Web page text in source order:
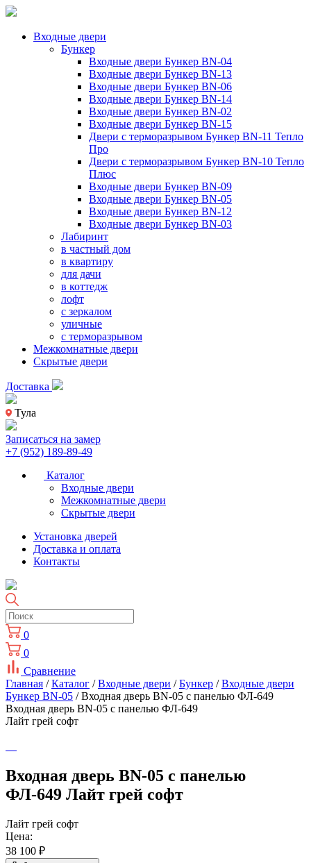
Входные двери
Бункер
Входные двери Бункер BN-04
Входные двери Бункер BN-13
Входные двери Бункер BN-06
Входные двери Бункер BN-14
Входные двери Бункер BN-02
Входные двери Бункер BN-15
Двери с терморазрывом Бункер BN-11 Тепло
Про
Двери с терморазрывом Бункер BN-10 Тепло
Плюс
Входные двери Бункер BN-09
Входные двери Бункер BN-05
Входные двери Бункер BN-12
Входные двери Бункер BN-03
Лабиринт
в частный дом
в квартиру
для дачи
в коттедж
лофт
с зеркалом
уличные
с терморазрывом
Межкомнатные двери
Скрытые двери
Доставка
Тула
Записаться на замер
+7 (952) 189-89-49
Каталог
Входные двери
Межкомнатные двери
Скрытые двери
Установка дверей
Доставка и оплата
Контакты
0
0
Сравнение
Главная /Каталог /Входные двери /Бункер /Входные двери
Бункер BN-05 / Входная дверь BN-05 с панелью ФЛ-649
Входная дверь BN-05 с панелью ФЛ-649
Лайт грей софт
Входная дверь BN-05 с панелью
ФЛ-649 Лайт грей софт
Лайт грей софт
Цена:
38 100 ₽